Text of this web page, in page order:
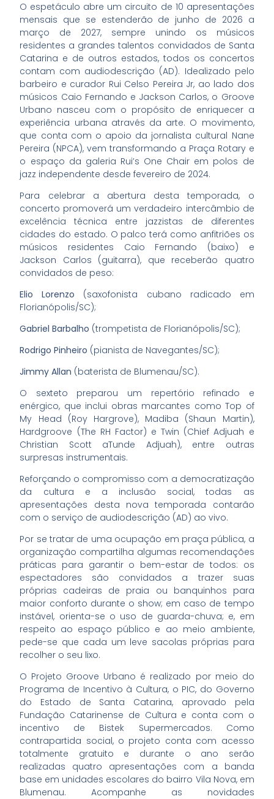
O espetáculo abre um circuito de 10 apresentações
mensais que se estenderão de junho de 2026 a
março de 2027, sempre unindo os músicos
residentes a grandes talentos convidados de Santa
Catarina e de outros estados, todos os concertos
contam com audiodescrição (AD). Idealizado pelo
barbeiro e curador Rui Celso Pereira Jr, ao lado dos
músicos Caio Fernando e Jackson Carlos, o Groove
Urbano nasceu com o propósito de enriquecer a
experiência urbana através da arte. O movimento,
que conta com o apoio da jornalista cultural Nane
Pereira (NPCA), vem transformando a Praça Rotary e
o espaço da galeria Rui’s One Chair em polos de
jazz independente desde fevereiro de 2024.
Para celebrar a abertura desta temporada, o
concerto promoverá um verdadeiro intercâmbio de
excelência técnica entre jazzistas de diferentes
cidades do estado. O palco terá como anfitriões os
músicos residentes Caio Fernando (baixo) e
Jackson Carlos (guitarra), que receberão quatro
convidados de peso:
Elio Lorenzo (saxofonista cubano radicado em
Florianópolis/SC);
Gabriel Barbalho (trompetista de Florianópolis/SC);
Rodrigo Pinheiro (pianista de Navegantes/SC);
Jimmy Allan (baterista de Blumenau/SC).
O sexteto preparou um repertório refinado e
enérgico, que inclui obras marcantes como Top of
My Head (Roy Hargrove), Madiba (Shaun Martin),
Hardgroove (The RH Factor) e Twin (Chief Adjuah e
Christian Scott aTunde Adjuah), entre outras
surpresas instrumentais.
Reforçando o compromisso com a democratização
da cultura e a inclusão social, todas as
apresentações desta nova temporada contarão
com o serviço de audiodescrição (AD) ao vivo.
Por se tratar de uma ocupação em praça pública, a
organização compartilha algumas recomendações
práticas para garantir o bem-estar de todos: os
espectadores são convidados a trazer suas
próprias cadeiras de praia ou banquinhos para
maior conforto durante o show; em caso de tempo
instável, orienta-se o uso de guarda-chuva; e, em
respeito ao espaço público e ao meio ambiente,
pede-se que cada um leve sacolas próprias para
recolher o seu lixo.
O Projeto Groove Urbano é realizado por meio do
Programa de Incentivo à Cultura, o PIC, do Governo
do Estado de Santa Catarina, aprovado pela
Fundação Catarinense de Cultura e conta com o
incentivo de Bistek Supermercados. Como
contrapartida social, o projeto conta com acesso
totalmente gratuito e durante o ano serão
realizadas quatro apresentações com a banda
base em unidades escolares do bairro Vila Nova, em
Blumenau. Acompanhe as novidades